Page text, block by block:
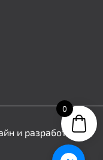
и разработка от
0